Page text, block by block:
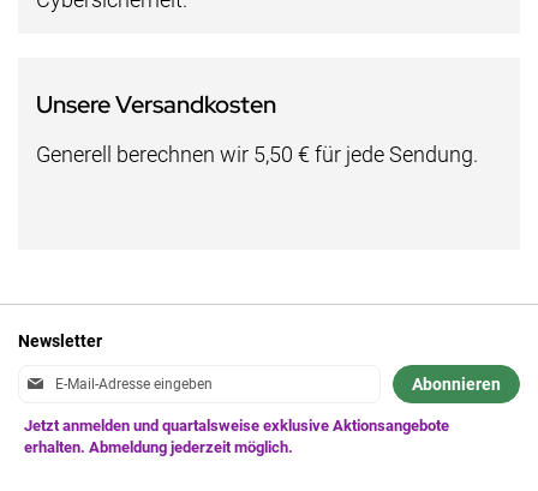
Unsere Versandkosten
Generell berechnen wir 5,50 € für jede Sendung.
Newsletter
Anmeldung
Newsletter:
Abonnieren